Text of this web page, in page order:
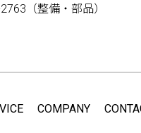
（整備・部品）
COMPANY